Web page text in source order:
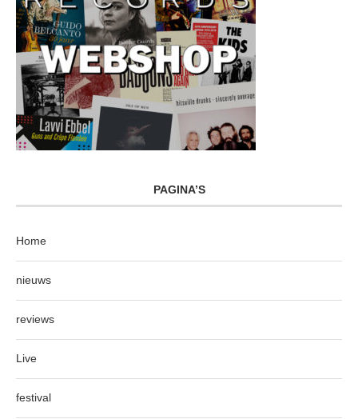
PAGINA’S
Home
nieuws
reviews
Live
festival